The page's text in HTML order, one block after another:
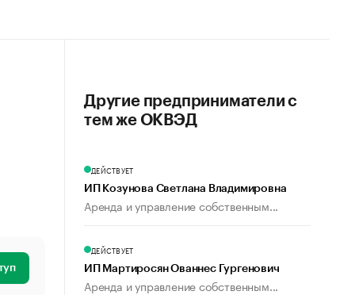
Другие предприниматели с
тем же ОКВЭД
ДЕЙСТВУЕТ
ИП Козунова Светлана Владимировна
Аренда и управление собственным...
ДЕЙСТВУЕТ
ИП Мартиросян Ованнес Гургенович
Аренда и управление собственным...